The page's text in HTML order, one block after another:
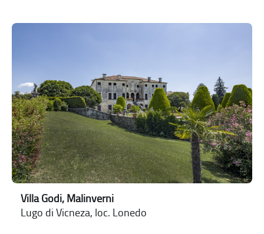
Villa Godi, Malinverni
Lugo di Vicneza, loc. Lonedo